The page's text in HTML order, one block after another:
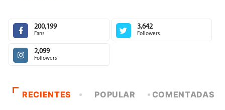
200,199
Fans
3,642
Followers
2,099
Followers
RECIENTES POPULAR COMENTADAS